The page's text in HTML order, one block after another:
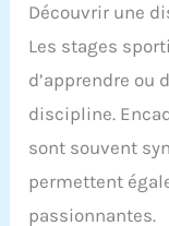
Découvrir une
Les stages
d’apprendre ou
discipline.
sont souvent
permettent
passionnantes.